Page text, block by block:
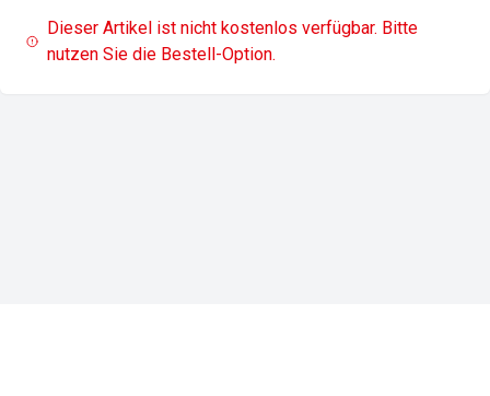
Dieser Artikel ist nicht kostenlos verfügbar. Bitte
nutzen Sie die Bestell-Option.